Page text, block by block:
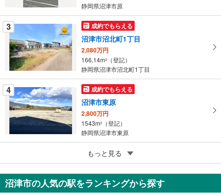
ー
ジ
に
保
存
る
静岡県沼津市原
3 成約でもらえる
沼津市沼北町1丁目
2,080万円
166.14m2
（登記）
静岡県沼津市沼北町1丁目
4 成約でもらえる
沼津市東原
2,800万円
1543m2
（登記）
静岡県沼津市東原
沼津市 東熊堂 分譲地
1,798万円
509.12m2
静岡県沼津市東熊堂
もっと見る
沼津市の人気の駅をランキングから探す